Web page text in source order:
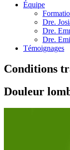
Équipe
Dre.
Dre.
Dre.
Témoignages
Conditions
Douleur